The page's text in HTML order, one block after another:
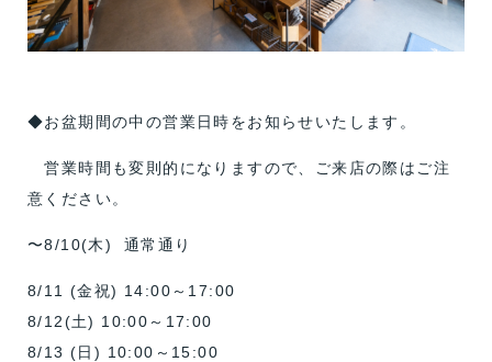
◆お盆期間の中の営業日時をお知らせいたします。
営業時間も変則的になりますので、ご来店の際はご注
意ください。
〜8/10(木) 通常通り
8/11 (金祝) 14:00～17:00
8/12(土) 10:00～17:00
8/13 (日) 10:00～15:00